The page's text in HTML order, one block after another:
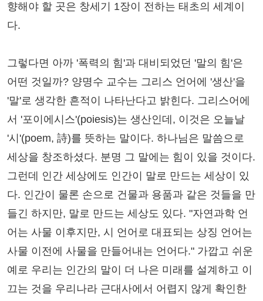
향해야 할 곳은 창세기 1장이 전하는 태초의 세계이
다.
그렇다면 아까 '폭력의 힘'과 대비되었던 '말의 힘'은
어떤 것일까? 양명수 교수는 그리스 언어에 '생산'을
'말'로 생각한 흔적이 나타난다고 밝힌다. 그리스어에
서 '포이에시스'(poiesis)는 생산인데, 이것은 오늘날
'시'(poem, 詩)를 뜻하는 말이다. 하나님은 말씀으로
세상을 창조하셨다. 분명 그 말에는 힘이 있을 것이다.
그런데 인간 세상에도 인간이 말로 만드는 세상이 있
다. 인간이 물론 손으로 건물과 용품과 같은 것들을 만
들긴 하지만, 말로 만드는 세상도 있다. "자연과학 언
어는 사물 이후지만, 시 언어로 대표되는 상징 언어는
사물 이전에 사물을 만들어내는 언어다." 가깝고 쉬운
예로 우리는 인간의 말이 더 나은 미래를 설계하고 이
끄는 것을 우리나라 근대사에서 어렵지 않게 확인한